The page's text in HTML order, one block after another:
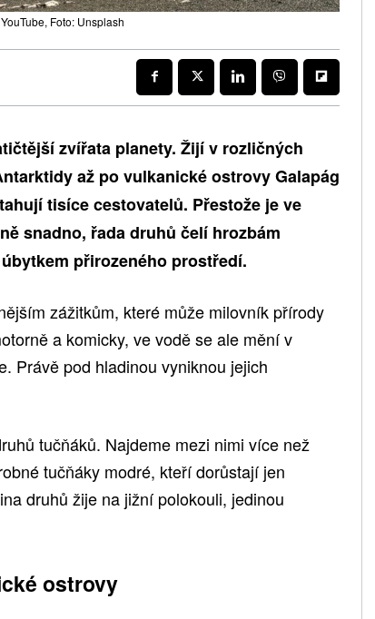
Foto: Unsplash
zvířata planety. Žijí v rozličných
až po vulkanické ostrovy Galapág
tisíce cestovatelů. Přestože je ve
snadno, řada druhů čelí hrozbám
přirozeného prostředí.
zážitkům, které může milovník přírody
a komicky, ve vodě se ale mění v
Právě pod hladinou vyniknou jejich
tučňáků. Najdeme mezi nimi více než
tučňáky modré, kteří dorůstají jen
druhů žije na jižní polokouli, jedinou
ostrovy